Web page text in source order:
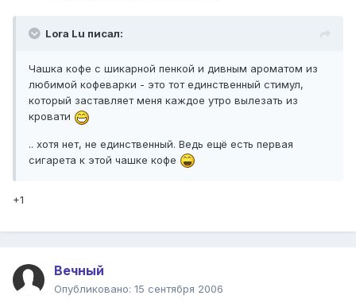
Lora Lu писал:
Чашка кофе с шикарной пенкой и дивным ароматом из
любимой кофеварки - это тот единственный стимул,
который заставляет меня каждое утро вылезать из
кровати
.. хотя нет, не единственный. Ведь ещё есть первая
сигарета к этой чашке кофе
+1
Вечный
Опубликовано: 15 сентября 2006